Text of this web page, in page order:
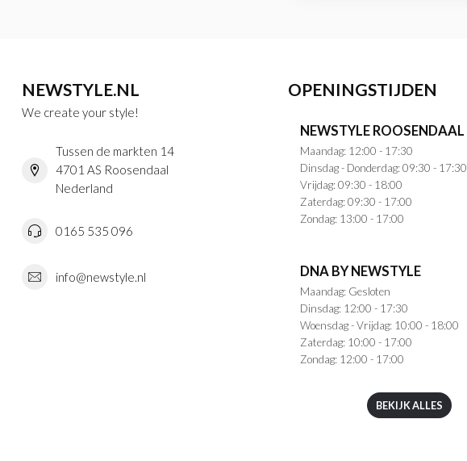
NEWSTYLE.NL
We create your style!
Tussen de markten 14
4701 AS Roosendaal
Nederland
0165 535 096
info@newstyle.nl
OPENINGSTIJDEN
NEWSTYLE ROOSENDAAL
Maandag: 12:00 - 17:30
Dinsdag - Donderdag: 09:30 - 17:30
Vrijdag: 09:30 - 18:00
Zaterdag: 09:30 - 17:00
Zondag: 13:00 - 17:00
DNA BY NEWSTYLE
Maandag: Gesloten
Dinsdag: 12:00 - 17:30
Woensdag - Vrijdag: 10:00 - 18:00
Zaterdag: 10:00 - 17:00
Zondag: 12:00 - 17:00
BEKIJK ALLES